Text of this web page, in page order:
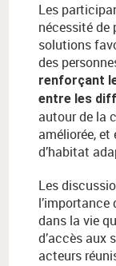
Les
nécessité de
solutions
des
renforçant
entre les
autour de la
améliorée,
d’habitat
Les
l’importance
dans la vie
d’accès aux
acteurs